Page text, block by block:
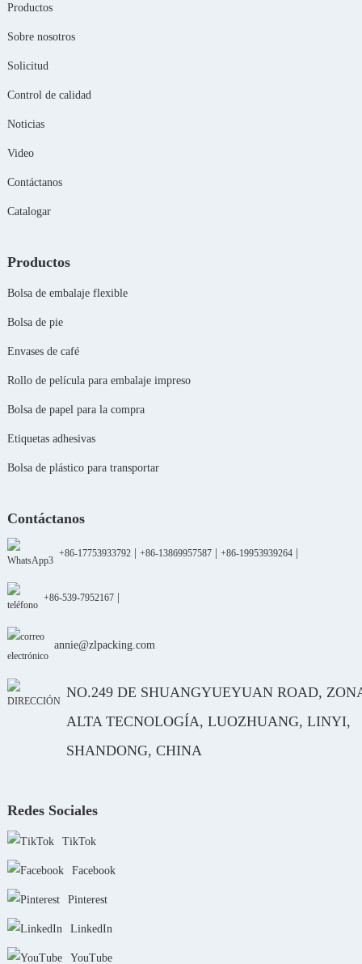
Productos
Sobre nosotros
Solicitud
Control de calidad
Noticias
Video
Contáctanos
Catalogar
Productos
Bolsa de embalaje flexible
Bolsa de pie
Envases de café
Rollo de película para embalaje impreso
Bolsa de papel para la compra
Etiquetas adhesivas
Bolsa de plástico para transportar
Contáctanos
+86-17753933792| +86-13869957587| +86-19953939264|
+86-539-7952167|
annie@zlpacking.com
NO.249 DE SHUANGYUEYUAN ROAD,
ALTA TECNOLOGÍA, LUOZHUANG, LINYI,
SHANDONG, CHINA
Redes Sociales
TikTok
Facebook
Pinterest
LinkedIn
YouTube